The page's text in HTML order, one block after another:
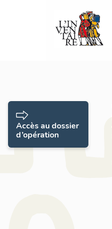
Accès au dossier
d’opération